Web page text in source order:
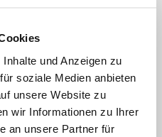
und Anzeigen zu
soziale Medien anbieten
unsere Website zu
wir Informationen zu Ihrer
an unsere Partner für
Tradition.
Zerreißprobe. Den
stünden
gegenüber. (epd)